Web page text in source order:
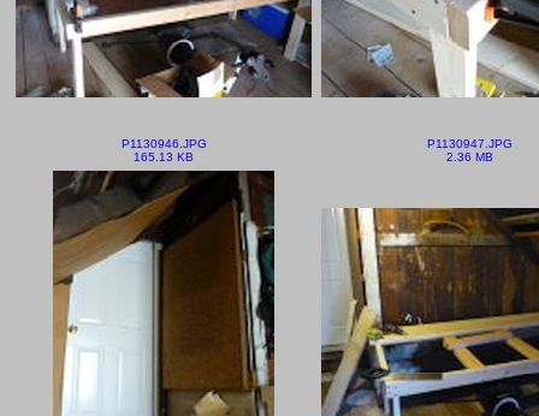
P1130946.JPG
165.13 KB
P1130947.JPG
2.36 MB